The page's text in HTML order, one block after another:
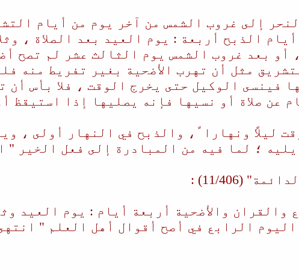
إلى غروب الشمس من آخر يوم من أيام
الذبح أربعة : يوم العيد بعد الصلاة ،
أو بعد غروب الشمس يوم الثالث عشر لم تصح
مثل أن تهرب الأضحية بغير تفريط منه
فينسى الوكيل حتى يخرج الوقت ، فلا بأس أن
عن صلاة أو نسيها فإنه يصليها إذا استيقظ
ليلاً ونهارا ً، والذبح في النهار أولى ،
؛ لما فيه من المبادرة إلى فعل الخير "
(11/406) :
والأضحية أربعة أيام : يوم العيد
الرابع في أصح أقوال أهل العلم "